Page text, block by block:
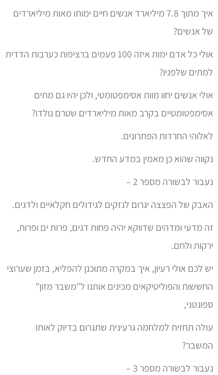
איך מתוך 7.8 מיליארד אנשים חיים ימותו מאות מיליארדים
של אנשים?
אולי כל אדם ימות איזה 100 פעמים ברציפות כערבות הדדית
למתים שלפניו?
אולי אנשים יחוו מוות אסימפטומטי, ולכן יהיו גם מתים
אסימפטומטיים בקרב מאות מיליארדים שטרם נולדו?
לאלוהי החרדות הפתרונים.
נקווה שהוא כן מאמין במדע החדש.
נעבור לבשורה מספר 2 –
האבק של הפצצה יגרום לנזקים לגידולים חקלאיים ולדגים.
זה מדעי ומדהים שדווקא יהיה פחות דגים, פרות ים ופרות,
ירקות ולחם.
יש לכם אולי רעיון, איך במקרה מתוכנן להפליא, בזמן שערוצי
החששות והפוליטיקאים מכינים אותנו ל"משבר מזון"
ספונטני,
עולה תחזית למלחמה גרעינית שתגרום בדיוק לאותו
המשבר?
נעבור לבשורה מספר 3 –